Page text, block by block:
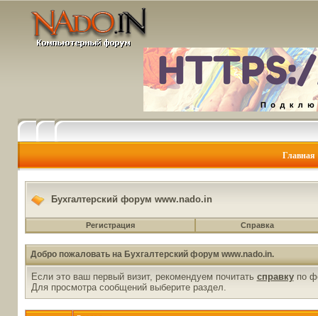
Главная
Бухгалтерский форум www.nado.in
Регистрация Справка
Добро пожаловать на Бухгалтерский форум www.nado.in.
Если это ваш первый визит, рекомендуем почитать справкупо
Для просмотра сообщений выберите раздел.